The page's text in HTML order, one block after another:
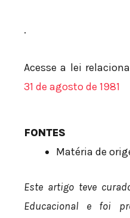
.
Acesse a lei
31 de agosto de 1981
FONTES
Matéria de
Este artigo teve
Educacional e foi